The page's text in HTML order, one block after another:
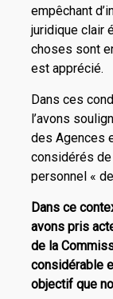
empêchant
juridique clair
choses sont
est apprécié.
Dans ces
l’avons
des Agences
considérés
personnel «
Dans ce
avons pris
de la
considérable
objectif que